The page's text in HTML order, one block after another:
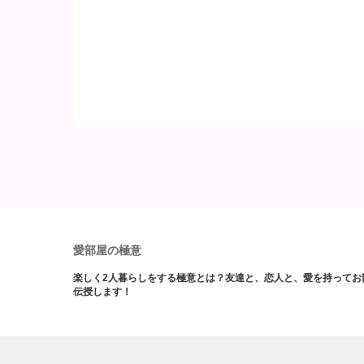
愛部屋の極意
楽しく2人暮らしをする極意とは？友達と、恋人と、愛を持って
伝授します！